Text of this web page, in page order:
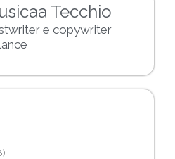
Tecchio
e copywriter